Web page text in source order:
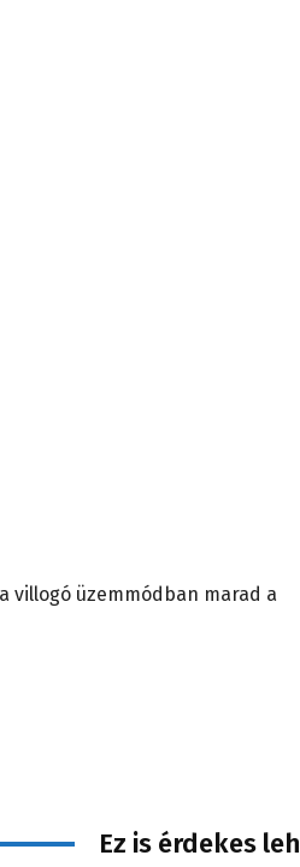
villogó üzemmódban marad a
Ez is érdekes